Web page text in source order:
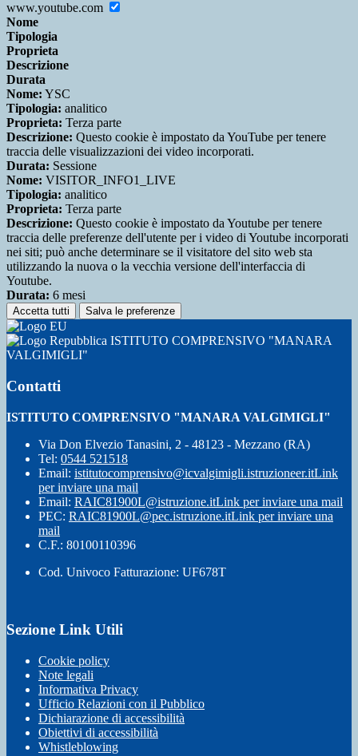
www.youtube.com
Nome
Tipologia
Proprieta
Descrizione
Durata
Nome: YSC
Tipologia: analitico
Proprieta: Terza parte
Descrizione: Questo cookie è impostato da YouTube per tenere
traccia delle visualizzazioni dei video incorporati.
Durata: Sessione
Nome: VISITOR_INFO1_LIVE
Tipologia: analitico
Proprieta: Terza parte
Descrizione: Questo cookie è impostato da Youtube per tenere
traccia delle preferenze dell'utente per i video di Youtube incorporati
nei siti; può anche determinare se il visitatore del sito web sta
utilizzando la nuova o la vecchia versione dell'interfaccia di
Youtube.
Durata: 6 mesi
Accetta tutti Salva le preferenze
ISTITUTO COMPRENSIVO "MANARA
VALGIMIGLI"
Contatti
ISTITUTO COMPRENSIVO "MANARA VALGIMIGLI"
Via Don Elvezio Tanasini, 2 - 48123 - Mezzano (RA)
Tel: 0544 521518
Email: istitutocomprensivo@icvalgimigli.istruzioneer.itLink
per inviare una mail
Email: RAIC81900L@istruzione.itLink per inviare una mail
PEC: RAIC81900L@pec.istruzione.itLink per inviare una
mail
C.F.: 80100110396
Cod. Univoco Fatturazione: UF678T
Sezione Link Utili
Cookie policy
Note legali
Informativa Privacy
Ufficio Relazioni con il Pubblico
Dichiarazione di accessibilità
Obiettivi di accessibilità
Whistleblowing